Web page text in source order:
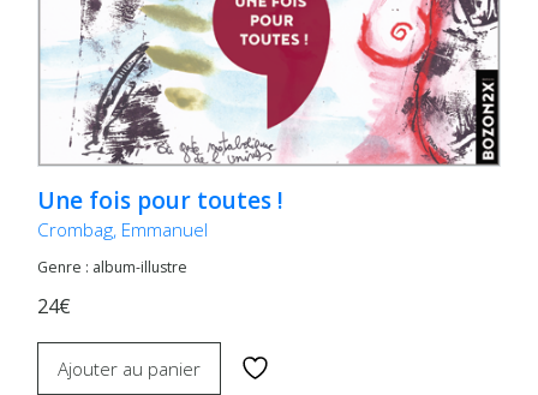
Une fois pour toutes !
Crombag, Emmanuel
Genre : album-illustre
24€
Ajouter au panier